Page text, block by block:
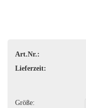
Art.Nr.:
Lieferzeit:
Größe: